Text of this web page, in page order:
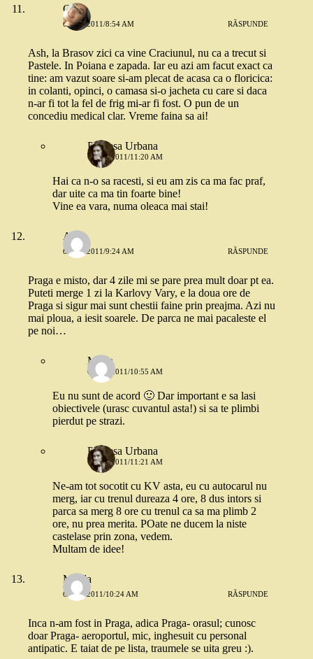
Geo
6 MAI 2011/8:54 AM RĂSPUNDE
Ash, la Brasov zici ca vine Craciunul, nu ca a trecut si
Pastele. In Poiana e zapada. Iar eu azi am facut exact ca
tine: am vazut soare si-am plecat de acasa ca o floricica:
in colanti, opinci, o camasa si-o jacheta cu care si daca
n-ar fi tot la fel de frig mi-ar fi fost. O pun de un
concediu medical clar. Vreme faina sa ai!
Printesa Urbana
6 MAI 2011/11:20 AM
Hai ca n-o sa racesti, si eu am zis ca ma fac praf,
dar uite ca ma tin foarte bine!
Vine ea vara, numa oleaca mai stai!
Anca
6 MAI 2011/9:24 AM RĂSPUNDE
Praga e misto, dar 4 zile mi se pare prea mult doar pt ea.
Puteti merge 1 zi la Karlovy Vary, e la doua ore de
Praga si sigur mai sunt chestii faine prin preajma. Azi nu
mai ploua, a iesit soarele. De parca ne mai pacaleste el
pe noi…
Mona
6 MAI 2011/10:55 AM
Eu nu sunt de acord 🙂 Dar important e sa lasi
obiectivele (urasc cuvantul asta!) si sa te plimbi
pierdut pe strazi.
Printesa Urbana
6 MAI 2011/11:21 AM
Ne-am tot socotit cu KV asta, eu cu autocarul nu
merg, iar cu trenul dureaza 4 ore, 8 dus intors si
parca sa merg 8 ore cu trenul ca sa ma plimb 2
ore, nu prea merita. POate ne ducem la niste
castelase prin zona, vedem.
Multam de idee!
Mirela
6 MAI 2011/10:24 AM RĂSPUNDE
Inca n-am fost in Praga, adica Praga- orasul; cunosc
doar Praga- aeroportul, mic, inghesuit cu personal
antipatic. E taiat de pe lista, traumele se uita greu :).